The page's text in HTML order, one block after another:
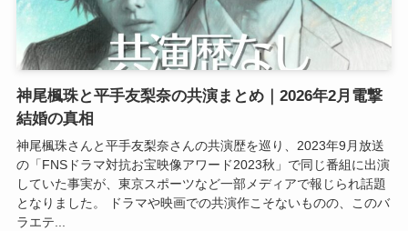
神尾楓珠と平手友梨奈の共演まとめ｜2026年2月電撃
結婚の真相
神尾楓珠さんと平手友梨奈さんの共演歴を巡り、2023年9月放送
の「FNSドラマ対抗お宝映像アワード2023秋」で同じ番組に出演
していた事実が、東京スポーツなど一部メディアで報じられ話題
となりました。 ドラマや映画での共演作こそないものの、このバ
ラエテ...